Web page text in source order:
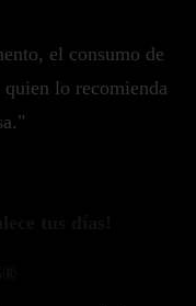
el consumo de
quien lo recomienda